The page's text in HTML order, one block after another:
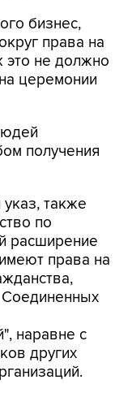
бизнес,
права на
это не должно
церемонии
получения
также
по
расширение
права на
наравне с
других